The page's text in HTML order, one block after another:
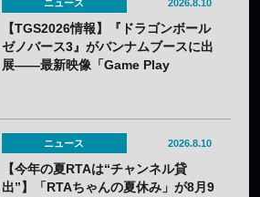
ニュース 2026.8.10
【TGS2026情報】『ドラゴンボール
ゼノバース3』がバンナムブースに出
展——最新映像「Game Play
ニュース 2026.8.10
【今年の夏RTAは“チャンネル貸
出”】「RTAちゃんの夏休み」が8月9